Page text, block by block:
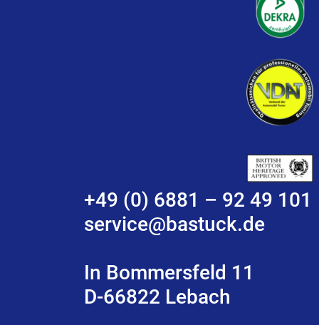
+49 (0) 6881 – 92 49 101
service@bastuck.de
In Bommersfeld 11
D-66822 Lebach